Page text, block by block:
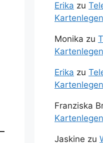
Erika zu
Kartenlegen
Monika zu
Kartenlegen
Erika zu
Kartenlegen
Franziska
Kartenlegen
Jaskine zu